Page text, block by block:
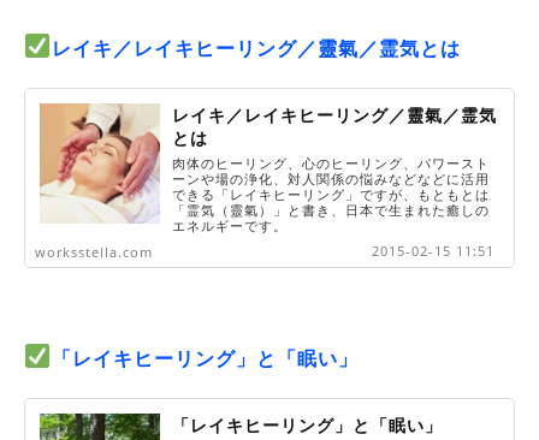
レイキ／レイキヒーリング／靈氣／霊気とは
レイキ／レイキヒーリング／靈氣／霊気
とは
肉体のヒーリング、心のヒーリング、パワースト
ーンや場の浄化、対人関係の悩みなどなどに活用
できる「レイキヒーリング」ですが、もともとは
「霊気（靈氣）」と書き、日本で生まれた癒しの
エネルギーです。
worksstella.com
2015-02-15 11:51
「レイキヒーリング」と「眠い」
「レイキヒーリング」と「眠い」